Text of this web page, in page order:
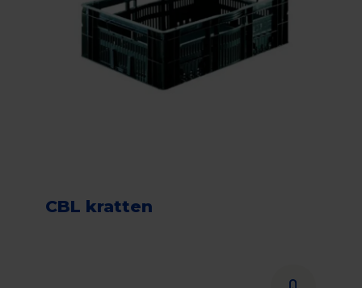
CBL kratten